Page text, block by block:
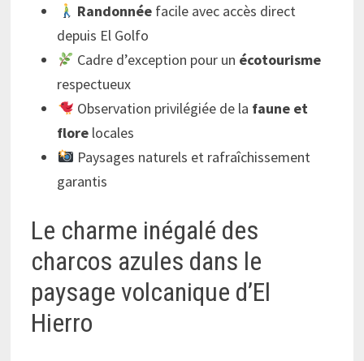
Randonnéefacile avec accès direct
depuis El Golfo
Cadre d’exception pour un écotourisme
respectueux
Observation privilégiée de la faune et
flore locales
Paysages naturels et rafraîchissement
garantis
Le charme inégalé des
charcos azules dans le
paysage volcanique d’El
Hierro